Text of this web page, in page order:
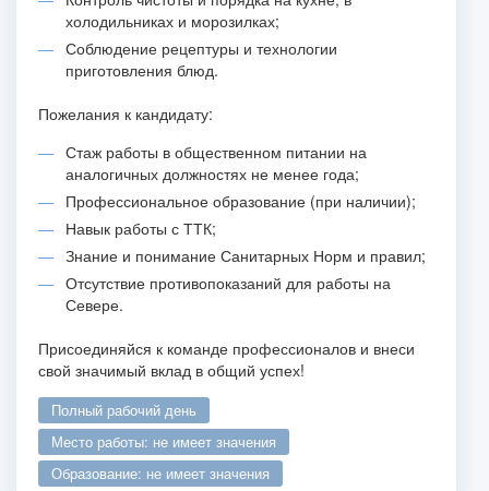
холодильниках и морозилках;
Соблюдение рецептуры и технологии
приготовления блюд.
Пожелания к кандидату:
Стаж работы в общественном питании на
аналогичных должностях не менее года;
Профессиональное образование (при наличии);
Навык работы с ТТК;
Знание и понимание Санитарных Норм и правил;
Отсутствие противопоказаний для работы на
Севере.
Присоединяйся к команде профессионалов и внеси
свой значимый вклад в общий успех!
полный рабочий день
место работы: не имеет значения
образование: не имеет значения